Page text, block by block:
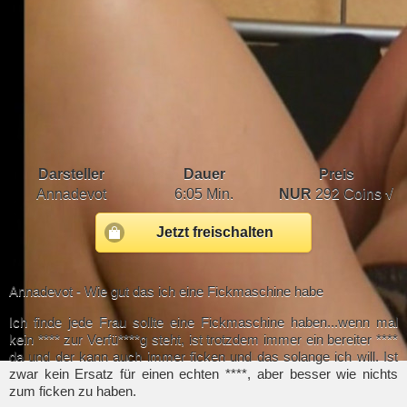
Darsteller Dauer
Preis
Annadevot
6:05 Min. NUR 292 Coins √
Jetzt freischalten
Annadevot - Wie gut das ich eine Fickmaschine habe
Ich finde jede Frau sollte eine Fickmaschine haben...wenn mal
kein **** zur Verfü****g steht, ist trotzdem immer ein bereiter ****
da und der kann auch immer ficken und das solange ich will. Ist
zwar kein Ersatz für einen echten ****, aber besser wie nichts
zum ficken zu haben.